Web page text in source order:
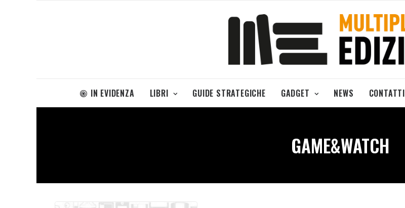
IN EVIDENZA LIBRI GUIDE STRATEGICHE GADGET NEWS CONTATTI
GAME&WATCH